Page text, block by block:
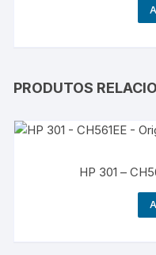
PRODUTOS
HP 301 –